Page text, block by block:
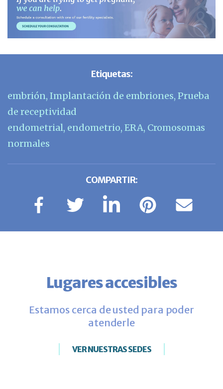
Etiquetas:
embrión, Implantación de embriones, Prueba
de receptividad
endometrial, endometrio, ERA, Cromosomas
normales
COMPARTIR:
Lugares accesibles
Estamos cerca de usted para poder
atenderle
VER NUESTRAS SEDES